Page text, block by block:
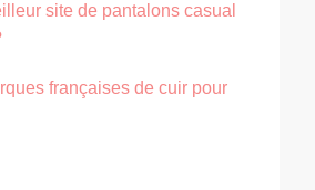
site de pantalons casual
françaises de cuir pour